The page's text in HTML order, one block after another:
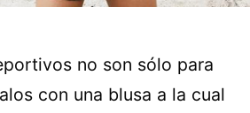
no son sólo para
con una blusa a la cual